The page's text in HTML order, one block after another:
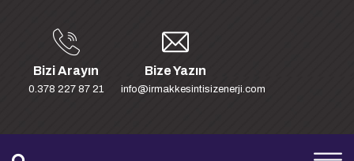
Bizi Arayın
0.378 227 87 21
Bize Yazın
info@irmakkesintisizenerji.com